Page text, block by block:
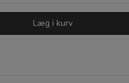
Læg i kurv